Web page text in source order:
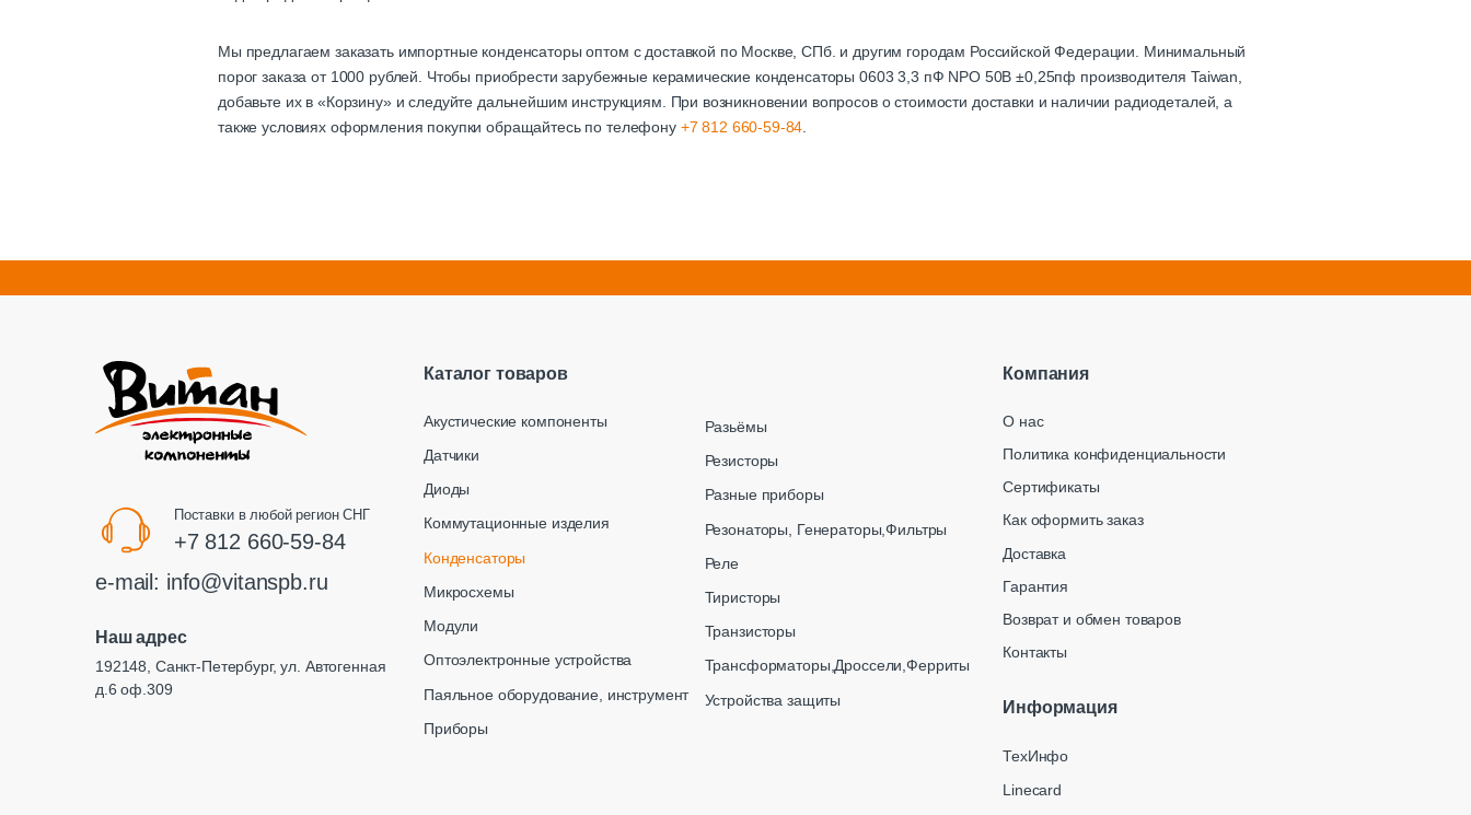
Мы предлагаем заказать импортные конденсаторы оптом с доставкой по Москве, СПб. и другим городам Российской Федерации. Минимальный
порог заказа от 1000 рублей. Чтобы приобрести зарубежные керамические конденсаторы 0603 3,3 пФ NPO 50В ±0,25пф производителя Taiwan,
добавьте их в «Корзину» и следуйте дальнейшим инструкциям. При возникновении вопросов о стоимости доставки и наличии радиодеталей, а
также условиях оформления покупки обращайтесь по телефону +7 812 660-59-84
Поставки в любой регион СНГ
+7 812 660-59-84
e-mail: info@vitanspb.ru
Наш адрес
192148, Санкт-Петербург, ул. Автогенная
д.6 оф.309
Каталог товаров
Акустические компоненты
Датчики
Диоды
Коммутационные изделия
Конденсаторы
Микросхемы
Модули
Оптоэлектронные устройства
Паяльное оборудование, инструмент
Приборы
Разьёмы
Резисторы
Разные приборы
Резонаторы, Генераторы,Фильтры
Реле
Тиристоры
Транзисторы
Трансформаторы,Дроссели,Ферриты
Устройства защиты
Компания
О нас
Политика конфиденциальности
Сертификаты
Как оформить заказ
Доставка
Гарантия
Возврат и обмен товаров
Контакты
Информация
ТехИнфо
Linecard